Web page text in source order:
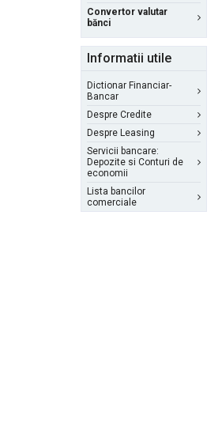
Convertor valutar
bănci
Informatii utile
Dictionar Financiar-
Bancar
Despre Credite
Despre Leasing
Servicii bancare:
Depozite si Conturi de
economii
Lista bancilor
comerciale